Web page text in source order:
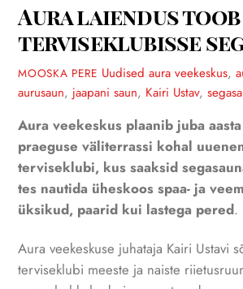
Aura laiendus toob
terviseklubisse
MOOSKA PERE Uudised aura veekeskus,
aurusaun, jaapani saun, Kairi Ustav,
Aura veekeskus plaanib juba
prae­guse väliterrassi kohal
terviseklubi, kus saak­sid
tes nautida üheskoos spaa- ja
üksikud, paarid kui lastega pered.
Aura veekeskuse juhataja Kairi Ustavi
terviseklubi meeste ja naiste